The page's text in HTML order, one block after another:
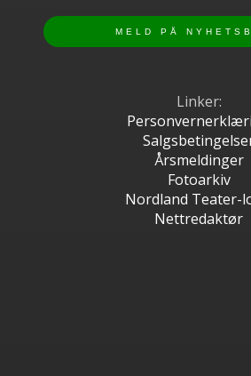
Linker:
Årsmeldinger
Fotoarkiv
Nordland Teater-
Nettredaktør